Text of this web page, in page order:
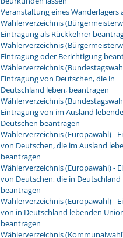
Veranstaltung eines Wanderlagers
Wählerverzeichnis
Eintragung als Rückkehrer
Wählerverzeichnis
Eintragung oder Berichtigung
Wählerverzeichnis
Eintragung von Deutschen, die in
Deutschland leben, beantragen
Wählerverzeichnis
Eintragung von im Ausland
Deutschen beantragen
Wählerverzeichnis (Europawahl) -
von Deutschen, die im Ausland
beantragen
Wählerverzeichnis (Europawahl) -
von Deutschen, die in Deutschland
beantragen
Wählerverzeichnis (Europawahl) -
von in Deutschland lebenden
beantragen
Wählerverzeichnis